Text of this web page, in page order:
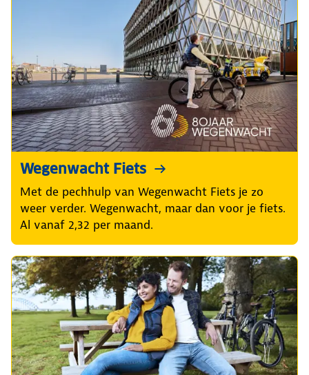
Wegenwacht Fiets
Met de pechhulp van Wegenwacht Fiets je zo
weer verder. Wegenwacht, maar dan voor je fiets.
Al vanaf 2,32 per maand.